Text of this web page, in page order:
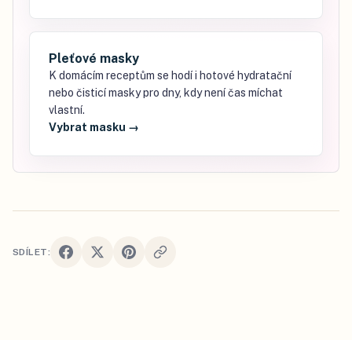
Pleťové masky
K domácím receptům se hodí i hotové hydratační
nebo čisticí masky pro dny, kdy není čas míchat
vlastní.
Vybrat masku →
SDÍLET: